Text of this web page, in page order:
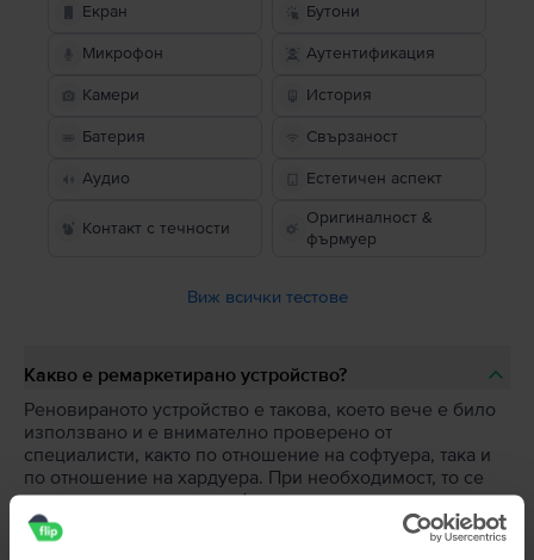
Екран Бутони
Микрофон Аутентификация
Камери История
Батерия Свързаност
Аудио Естетичен аспект
Контакт с течности
Оригиналност &
фърмуер
Виж всички тестове
Какво е ремаркетирано устройство?
Реновираното устройство е такова, което вече е било
използвано и е внимателно проверено от
специалисти, както по отношение на софтуера, така и
по отношение на хардуера. При необходимост, то се
ремонтира с нови, сертифицирани части.
Реновираното устройство преминава до 67 теста за